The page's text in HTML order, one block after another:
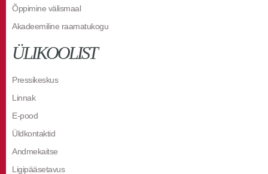
Õppimine välismaal
Akadeemiline raamatukogu
ÜLIKOOLIST
Pressikeskus
Linnak
E-pood
Üldkontaktid
Andmekaitse
Ligipääsetavus